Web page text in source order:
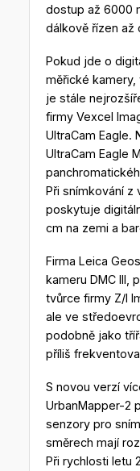
dostup až 6000
dálkově řízen až
Pokud jde o
měřické
je stále
firmy Vexcel
UltraCam Eagle.
UltraCam Eagle
Při snímkování z
poskytuje
cm na zemi a
Firma Leica
kameru DMC III,
tvůrce firmy Z/I
ale ve
podobně jako
příliš
S novou verzí
UrbanMapper-2
senzory pro
směrech mají
Při rychlosti letu